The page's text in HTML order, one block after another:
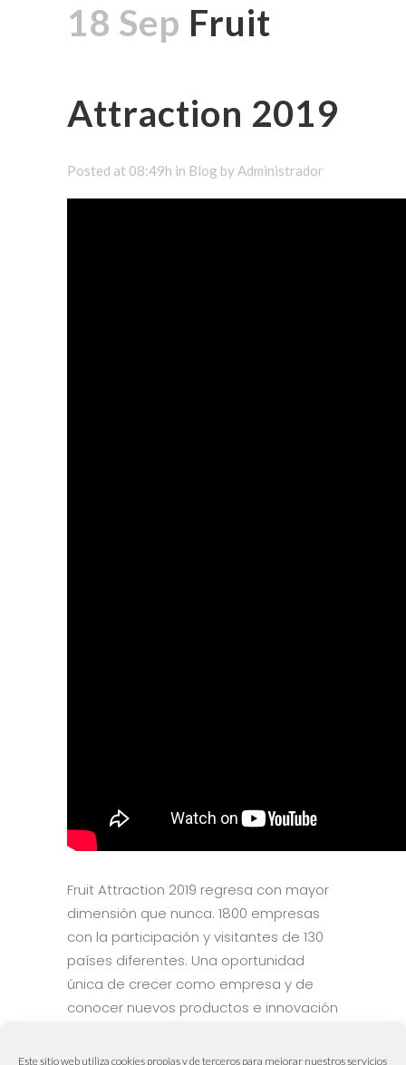
Este sitio web utiliza cookies propias y de terceros para mejorar nuestros servicios
18 Sep Fruit
Attraction 2019
Posted at 08:49h in Blog by Administrador
Fruit Attraction 2019 regresa con mayor
dimensión que nunca. 1800 empresas
con la participación y visitantes de 130
países diferentes. Una oportunidad
única de crecer como empresa y de
conocer nuevos productos e innovación